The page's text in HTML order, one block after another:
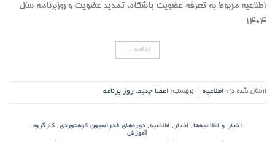
اطلاعیه مربوط به تعرفه عضویت باشگاه، تمدید عضویت و روزبرنامه سال
۱۴۰۴
ادامه →
ارسال شده در : اطلاعیه برچسب: اعضا جدید, روز برنامه
اخبار و اطلاعیه‌ها, اخبار , اطلاعیه,دوره‌های فدراسیون کوهنوردی, کارگروه
آموزش